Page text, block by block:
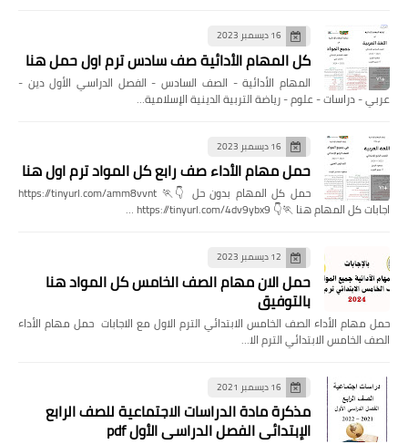
16 ديسمبر 2023
كل المهام الأدائية صف سادس ترم اول حمل هنا
المهام الأدائية - الصف السادس - الفصل الدراسي الأول دين -
عربي - دراسات - علوم - رياضة التربية الدينية الإسلامية…
16 ديسمبر 2023
حمل مهام الأداء صف رابع كل المواد ترم اول هنا
حمل كل المهام بدون حل 👇🏃 https://tinyurl.com/amm8vvnt
اجابات كل المهام هنا 🏃👇 https://tinyurl.com/4dv9ybx9 …
12 ديسمبر 2023
حمل الان مهام الصف الخامس كل المواد هنا
بالتوفيق
حمل مهام الأداء الصف الخامس الابتدائي الترم الاول مع الاجابات حمل مهام الأداء
الصف الخامس الابتدائي الترم الا…
16 ديسمبر 2021
مذكرة مادة الدراسات الاجتماعية للصف الرابع
الإبتدائي الفصل الدراسي الأول pdf